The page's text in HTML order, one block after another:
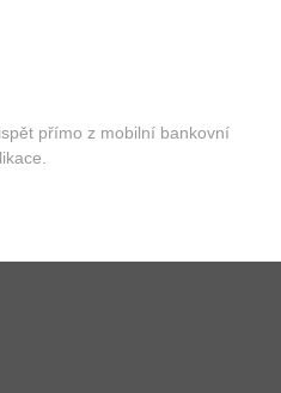
přímo z mobilní bankovní